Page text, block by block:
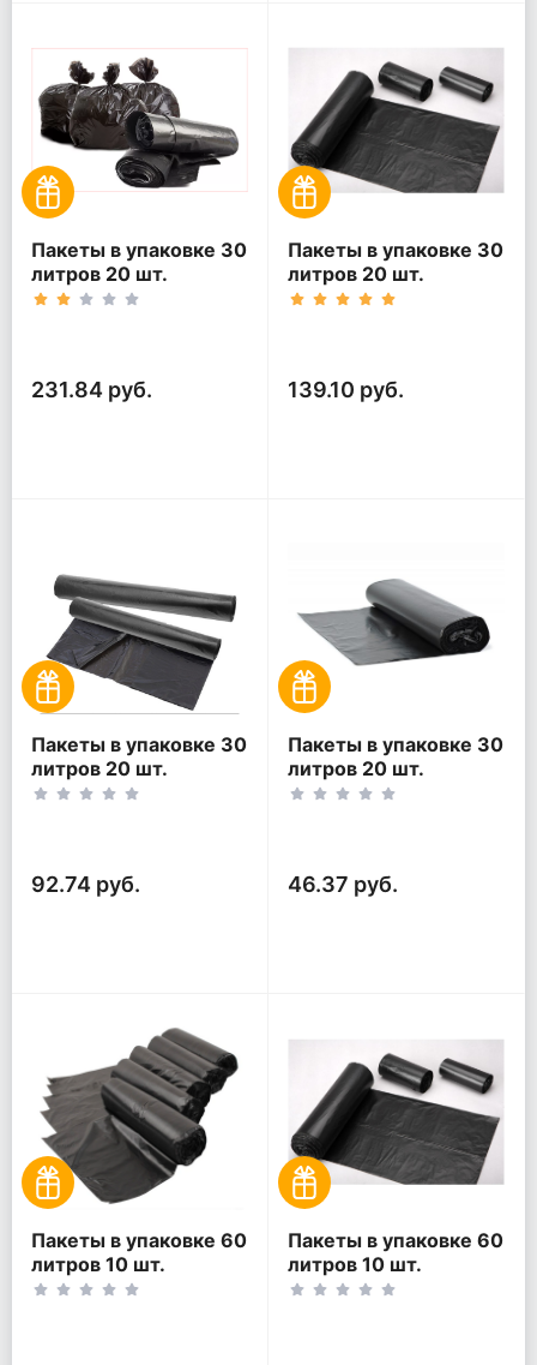
Пакеты в упаковке 30
литров 20 шт.
(20шт*5рул)
231.84 руб.
Пакеты в упаковке 30
литров 20 шт.
(20шт*3рул)
139.10 руб.
Пакеты в упаковке 30
литров 20 шт.
(20шт*2рул)
92.74 руб.
Пакеты в упаковке 30
литров 20 шт.
(20шт*1рул)
46.37 руб.
Пакеты в упаковке 60
литров 10 шт.
(10шт*5рул)
Пакеты в упаковке 60
литров 10 шт.
(10шт*3рул)